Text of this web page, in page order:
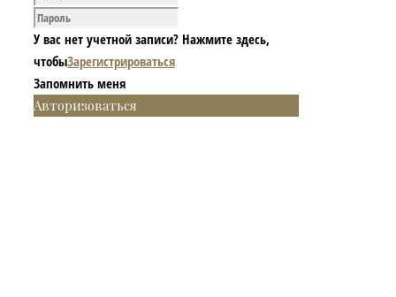
У вас нет учетной записи? Нажмите здесь,
чтобыЗарегистрироваться
Запомнить меня
Авторизоваться